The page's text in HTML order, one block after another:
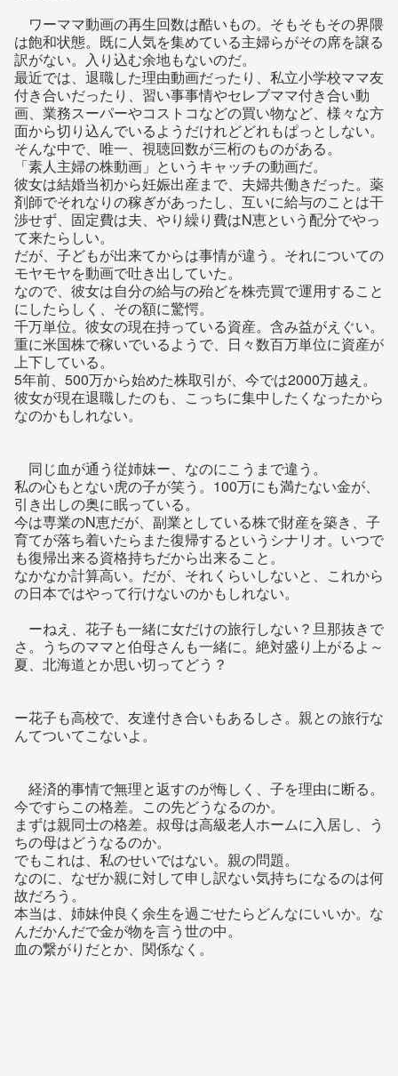
ワーママ動画の再生回数は酷いもの。そもそもその界隈
は飽和状態。既に人気を集めている主婦らがその席を譲る
訳がない。入り込む余地もないのだ。
最近では、退職した理由動画だったり、私立小学校ママ友
付き合いだったり、習い事事情やセレブママ付き合い動
画、業務スーパーやコストコなどの買い物など、様々な方
面から切り込んでいるようだけれどどれもぱっとしない。
そんな中で、唯一、視聴回数が三桁のものがある。
「素人主婦の株動画」というキャッチの動画だ。
彼女は結婚当初から妊娠出産まで、夫婦共働きだった。薬
剤師でそれなりの稼ぎがあったし、互いに給与のことは干
渉せず、固定費は夫、やり繰り費はN恵という配分でやっ
て来たらしい。
だが、子どもが出来てからは事情が違う。それについての
モヤモヤを動画で吐き出していた。
なので、彼女は自分の給与の殆どを株売買で運用すること
にしたらしく、その額に驚愕。
千万単位。彼女の現在持っている資産。含み益がえぐい。
重に米国株で稼いでいるようで、日々数百万単位に資産が
上下している。
5年前、500万から始めた株取引が、今では2000万越え。
彼女が現在退職したのも、こっちに集中したくなったから
なのかもしれない。
同じ血が通う従姉妹ー、なのにこうまで違う。
私の心もとない虎の子が笑う。100万にも満たない金が、
引き出しの奥に眠っている。
今は専業のN恵だが、副業としている株で財産を築き、子
育てが落ち着いたらまた復帰するというシナリオ。いつで
も復帰出来る資格持ちだから出来ること。
なかなか計算高い。だが、それくらいしないと、これから
の日本ではやって行けないのかもしれない。
ーねえ、花子も一緒に女だけの旅行しない？旦那抜きで
さ。うちのママと伯母さんも一緒に。絶対盛り上がるよ～
夏、北海道とか思い切ってどう？
ー花子も高校で、友達付き合いもあるしさ。親との旅行な
んてついてこないよ。
経済的事情で無理と返すのが悔しく、子を理由に断る。
今ですらこの格差。この先どうなるのか。
まずは親同士の格差。叔母は高級老人ホームに入居し、う
ちの母はどうなるのか。
でもこれは、私のせいではない。親の問題。
なのに、なぜか親に対して申し訳ない気持ちになるのは何
故だろう。
本当は、姉妹仲良く余生を過ごせたらどんなにいいか。な
んだかんだで金が物を言う世の中。
血の繋がりだとか、関係なく。